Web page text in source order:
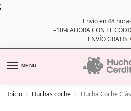
;
Envío en 48
–10% AHORA CON EL
ENVÍO GRATIS
MENU
Inicio / Huchas coche / Hucha Coche